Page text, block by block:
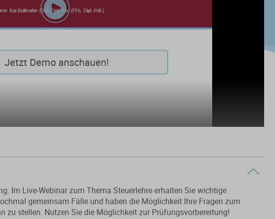
Play
Video
Jetzt Demo anschauen!
Im Live-Webinar zum Thema Steuerlehre erhalten Sie wichtige
gemeinsam Fälle und haben die Möglichkeit Ihre Fragen zum
zu stellen. Nutzen Sie die Möglichkeit zur Prüfungsvorbereitung!